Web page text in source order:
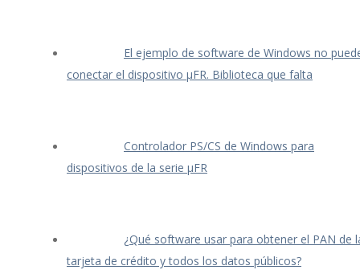
El ejemplo de software de Windows no
conectar el dispositivo μFR. Biblioteca que falta
Controlador PS/CS de Windows para
dispositivos de la serie μFR
¿Qué software usar para obtener el PAN de
tarjeta de crédito y todos los datos públicos?